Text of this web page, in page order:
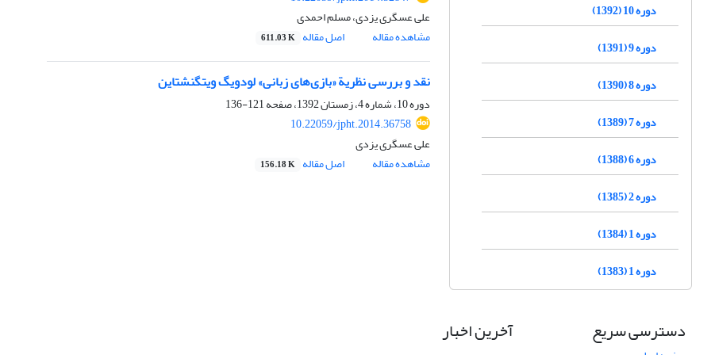
علی عسگری یزدی، مسلم احمدی
مشاهده مقاله
اصل مقاله 611.03 K
نقد و بررسی نظریة «بازی‌های زبانی» لودویگ ویتگنشتاین
دوره 10، شماره 4، زمستان 1392، صفحه
121-136
10.22059/jpht.2014.36758
علی عسگری یزدی
مشاهده مقاله
اصل مقاله 156.18 K
دوره 10 (1392)
دوره 9 (1391)
دوره 8 (1390)
دوره 7 (1389)
دوره 6 (1388)
دوره 2 (1385)
دوره 1 (1384)
دوره 1 (1383)
دسترسی سریع آخرین اخبار